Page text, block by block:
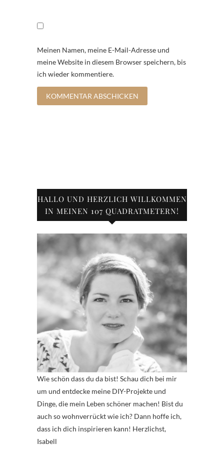
Meinen Namen, meine E-Mail-Adresse und
meine Website in diesem Browser speichern, bis
ich wieder kommentiere.
HALLO UND HERZLICH WILLKOMMEN
IN MEINEN 107 QUADRATMETERN!
Wie schön dass du da bist! Schau dich bei mir
um und entdecke meine DIY-Projekte und
Dinge, die mein Leben schöner machen! Bist du
auch so wohnverrückt wie ich? Dann hoffe ich,
dass ich dich inspirieren kann! Herzlichst,
Isabell